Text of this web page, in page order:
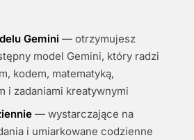
Gemini — otrzymujesz
model Gemini, który radzi
kodem, matematyką,
i zadaniami kreatywnymi
— wystarczające na
i umiarkowane codzienne